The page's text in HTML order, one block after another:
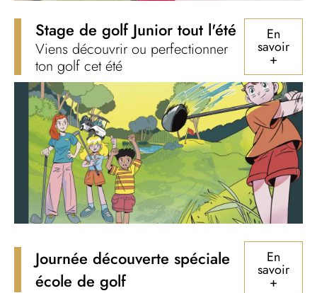
Stage de golf Junior tout l'été
Viens découvrir ou perfectionner
ton golf cet été
En
savoir
+
Journée découverte spéciale
école de golf
En
savoir
+